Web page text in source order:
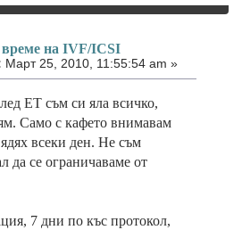
на IVF/ICSI
Март 25, 2010, 11:55:54 am »
ЕТ съм си яла всичко,
Само с кафето внимавам
всеки ден. Не съм
да се ограничаваме от
7 дни по къс протокол,